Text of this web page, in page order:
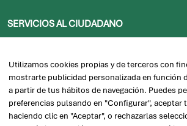
SERVICIOS AL CIUDADANO
SUGERENCIAS O QUEJAS
ALQUILER DE SALAS
SOJ/JUSTICIA GRATUITA
Utilizamos cookies propias y de terceros con
mostrarte publicidad personalizada en función
a partir de tus hábitos de navegación. Puedes
preferencias pulsando en "Configurar", aceptar
haciendo clic en "Aceptar", o rechazarlas